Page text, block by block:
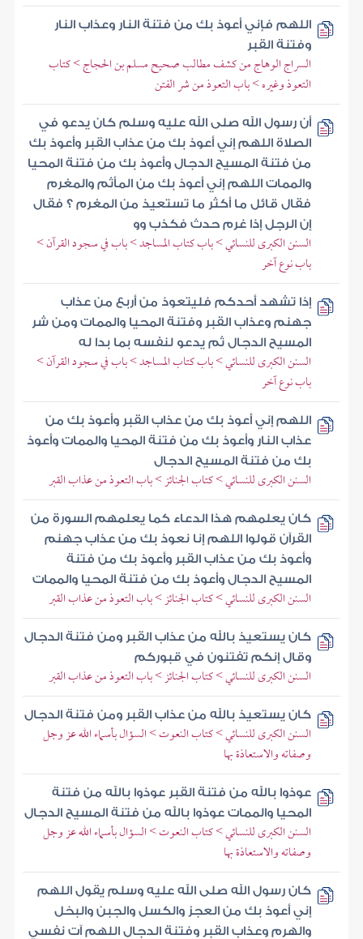
اللهم فإني أعوذ بك من فتنة النار وعذاب النار
وفتنة القبر
السراج الوهاج من كشف مطالب صحيح مسلم بن الحجاج > كتاب
التعوذ وغيره > باب التعوذ من شر الفتن
أن رسول الله صلى الله عليه وسلم كان يدعو في
الصلاة اللهم إني أعوذ بك من عذاب القبر وأعوذ بك
من فتنة المسيح الدجال وأعوذ بك من فتنة المحيا
والممات اللهم إني أعوذ بك من المأثم والمغرم
فقال قائل ما أكثر ما تستعيذ من المغرم ؟ فقال
إن الرجل إذا غرم حدث فكذب وو
السنن الكبرى للنسائي > باب كتاب المساجد > باب في سجود القرآن >
باب نوع آخر
إذا تشهد أحدكم فليتعوذ من أربع من عذاب
جهنم وعذاب القبر وفتنة المحيا والممات ومن شر
المسيح الدجال ثم يدعو لنفسه بما بدا له
السنن الكبرى للنسائي > باب كتاب المساجد > باب في سجود القرآن >
باب نوع آخر
اللهم إني أعوذ بك من عذاب القبر وأعوذ بك من
عذاب النار وأعوذ بك من فتنة المحيا والممات وأعوذ
بك من فتنة المسيح الدجال
السنن الكبرى للنسائي > كتاب الجنائز > باب التعوذ من عذاب القبر
كان يعلمهم هذا الدعاء كما يعلمهم السورة من
القرآن قولوا اللهم إنا نعوذ بك من عذاب جهنم
وأعوذ بك من عذاب القبر وأعوذ بك من فتنة
المسيح الدجال وأعوذ بك من فتنة المحيا والممات
السنن الكبرى للنسائي > كتاب الجنائز > باب التعوذ من عذاب القبر
كان يستعيذ بالله من عذاب القبر ومن فتنة الدجال
وقال إنكم تفتنون في قبوركم
السنن الكبرى للنسائي > كتاب الجنائز > باب التعوذ من عذاب القبر
كان يستعيذ بالله من عذاب القبر ومن فتنة الدجال
السنن الكبرى للنسائي > كتاب النعوت > السؤال بأسماء الله عز وجل
وصفاته والاستعاذة بها
عوذوا بالله من فتنة القبر عوذوا بالله من فتنة
المحيا والممات عوذوا بالله من فتنة المسيح الدجال
السنن الكبرى للنسائي > كتاب النعوت > السؤال بأسماء الله عز وجل
وصفاته والاستعاذة بها
كان رسول الله صلى الله عليه وسلم يقول اللهم
إني أعوذ بك من العجز والكسل والجبن والبخل
والهرم وعذاب القبر وفتنة الدجال اللهم آت نفسي